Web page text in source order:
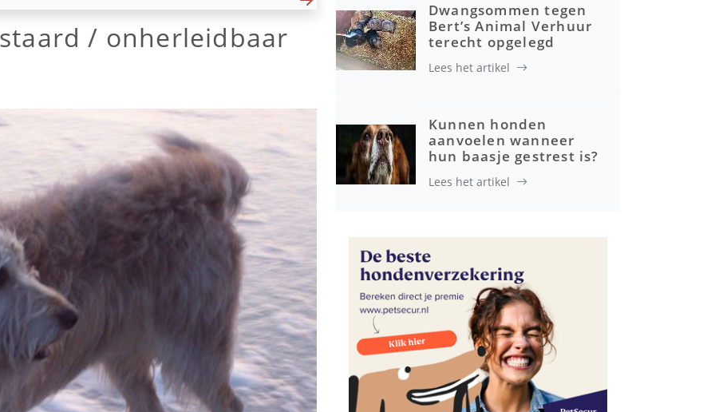
/ onherleidbaar
Dwangsommen tegen
Bert’s Animal Verhuur
terecht opgelegd
Lees het artikel
Kunnen honden
aanvoelen wanneer
hun baasje gestrest is?
Lees het artikel